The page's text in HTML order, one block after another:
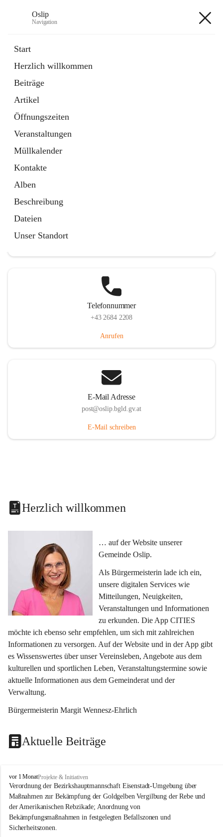
Oslip
Navigation
Start
Herzlich willkommen
Beiträge
Artikel
Öffnungszeiten
Veranstaltungen
Müllkalender
Kontakte
Alben
Beschreibung
Dateien
Unser Standort
Externe Webseite
in
Tab
Bundeskanzleramt Österreich
Externe Webseite
öffnet
in
neuem
Tab
Telefonnummer
+43 2684 2208
Anrufen
E-Mail Adresse
post@oslip.bgld.gv.at
E-Mail schreiben
Herzlich willkommen
… auf der Website unserer
Gemeinde Oslip.
Als Bürgermeisterin lade ich ein,
unsere digitalen Services wie
Mitteilungen, Neuigkeiten,
Veranstaltungen und Informationen
zu erkunden. Die App CITIES
möchte ich ebenso sehr empfehlen, um sich mit zahlreichen
Informationen zu versorgen. Auf der Website und in der App gibt
es Wissenswertes über unser Vereinsleben, Angebote aus dem
kulturellen und sportlichen Leben, Veranstaltungstermine sowie
aktuelle Informationen aus dem Gemeinderat und der
Verwaltung.
Bürgermeisterin Margit Wennesz-Ehrlich
Aktuelle Beiträge
O
s
l
i
p
vor 1 MonatProjekte & Initiativen
Verordnung der Bezirkshauptmannschaft Eisenstadt-Umgebung über
Maßnahmen zur Bekämpfung der Goldgelben Vergilbung der Rebe und
der Amerikanischen Rebzikade; Anordnung von
Bekämpfungsmaßnahmen in festgelegten Befallszonen und
Sicherheitszonen.